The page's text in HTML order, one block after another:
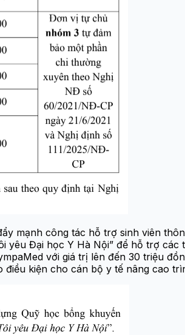
mạnh công tác hỗ trợ sinh viên
yêu Đại học Y Hà Nội” để hỗ trợ
với giá trị lên đến 30 triệu
kiện cho cán bộ y tế nâng cao